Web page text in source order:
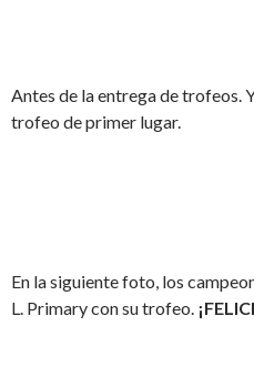
Antes de la entrega de trofeos.
trofeo de primer lugar.
En la siguiente foto, los
L. Primary con su trofeo.